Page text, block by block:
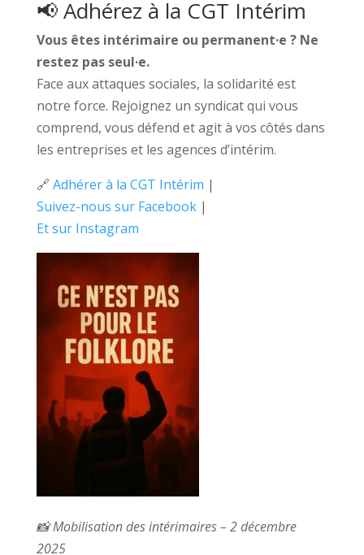
📢 Adhérez à la CGT Intérim
Vous êtes intérimaire ou permanent·e ? Ne
restez pas seul·e.
Face aux attaques sociales, la solidarité est
notre force. Rejoignez un syndicat qui vous
comprend, vous défend et agit à vos côtés dans
les entreprises et les agences d’intérim.
🔗 Adhérer à la CGT Intérim |
Suivez-nous sur Facebook|
Et sur Instagram
📸 Mobilisation des intérimaires – 2 décembre
2025